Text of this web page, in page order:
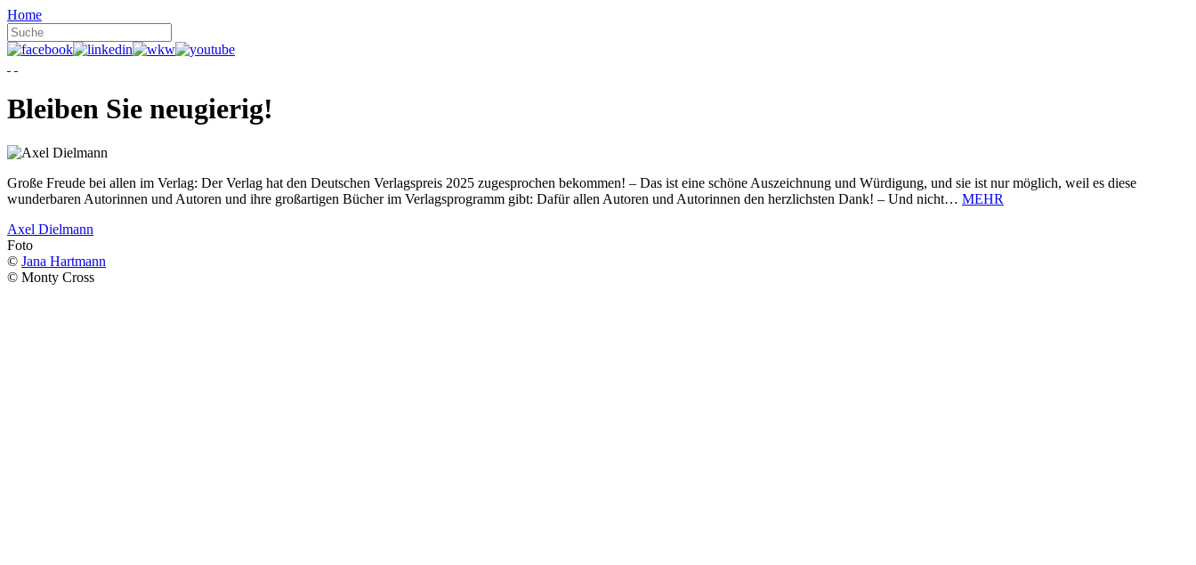
Home
Bleiben Sie neugierig!
Große Freude bei allen im Verlag: Der Verlag hat den Deutschen Verlagspreis 2025 zugesprochen bekommen! – Das ist eine schöne Auszeichnung und Würdigung, und sie ist nur möglich, weil es diese
wunderbaren Autorinnen und Autoren und ihre großartigen Bücher im Verlagsprogramm gibt: Dafür allen Autoren und Autorinnen den herzlichsten Dank! – Und nicht… MEHR
Axel Dielmann
Foto
© Jana Hartmann
© Monty Cross